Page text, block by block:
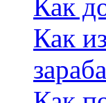
Как
Как